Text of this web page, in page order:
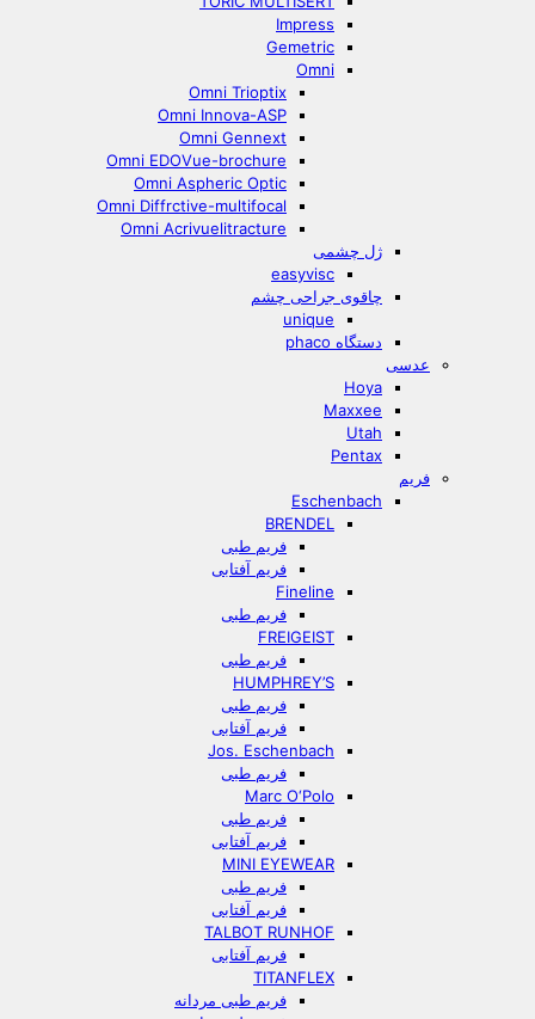
Impress
Gemetric
Omni
Omni Trioptix
Omni Innova-ASP
Omni Gennext
Omni EDOVue-brochure
Omni Aspheric Optic
Omni Diffrctive-multifocal
Omni Acrivuelitracture
ژل چشمی
easyvisc
چاقوی جراحی چشم
unique
دستگاه phaco
عدسی
Hoya
Maxxee
Utah
Pentax
فریم
Eschenbach
BRENDEL
فریم طبی
فریم آفتابی
Fineline
فریم طبی
FREIGEIST
فریم طبی
HUMPHREY’S
فریم طبی
فریم آفتابی
Jos. Eschenbach
فریم طبی
Marc O‘Polo
فریم طبی
فریم آفتابی
MINI EYEWEAR
فریم طبی
فریم آفتابی
TALBOT RUNHOF
فریم آفتابی
TITANFLEX
فریم طبی مردانه